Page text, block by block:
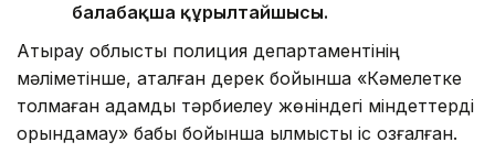
балабақша құрылтайшысы.
Атырау облыстық полиция департаментінің
мәліметінше, аталған дерек бойынша «Кәмелетке
толмаған адамды тәрбиелеу жөніндегі міндеттерді
орындамау» бабы бойынша қылмыстық іс қозғалған.